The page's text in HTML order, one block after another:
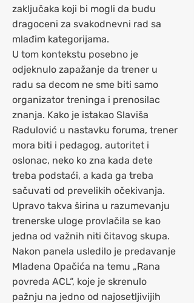
zaključaka koji bi mogli da budu
dragoceni za svakodnevni rad sa
mlađim kategorijama.
U tom kontekstu posebno je
odjeknulo zapažanje da trener u
radu sa decom ne sme biti samo
organizator treninga i prenosilac
znanja. Kako je istakao Slaviša
Radulović u nastavku foruma, trener
mora biti i pedagog, autoritet i
oslonac, neko ko zna kada dete
treba podstaći, a kada ga treba
sačuvati od prevelikih očekivanja.
Upravo takva širina u razumevanju
trenerske uloge provlačila se kao
jedna od važnih niti čitavog skupa.
Nakon panela usledilo je predavanje
Mladena Opačića na temu „Rana
povreda ACL“, koje je skrenulo
pažnju na jedno od najosetljivijih